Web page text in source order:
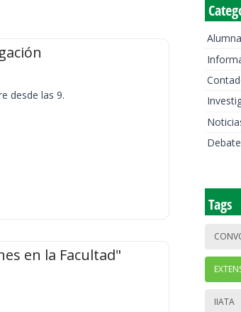
desde las 9.
en la Facultad"
Tags
IIATA